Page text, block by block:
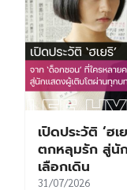
เปิดประวัติ ‘ฮ
ตกหลุมรัก สู่นั
เลือกเดิน
31/07/2026